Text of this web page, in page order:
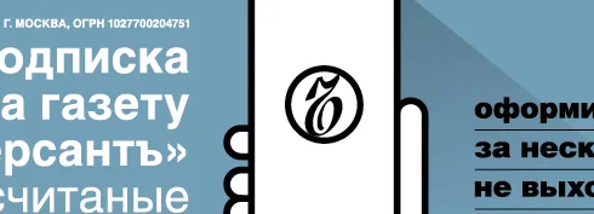
Реклама в «Ъ» www.kommersant.ru/ad